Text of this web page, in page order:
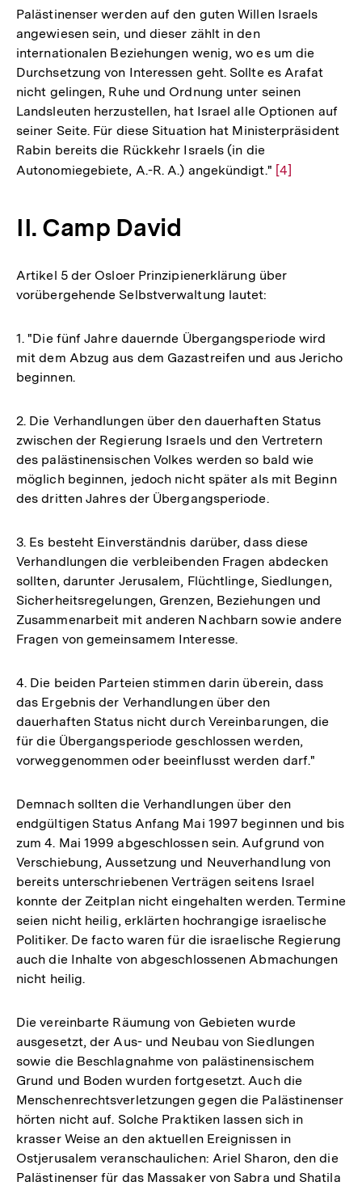
Palästinenser werden auf den guten Willen Israels
angewiesen sein, und dieser zählt in den
internationalen Beziehungen wenig, wo es um die
Durchsetzung von Interessen geht. Sollte es Arafat
nicht gelingen, Ruhe und Ordnung unter seinen
Landsleuten herzustellen, hat Israel alle Optionen auf
seiner Seite. Für diese Situation hat Ministerpräsident
Rabin bereits die Rückkehr Israels (in die
Autonomiegebiete, A.-R. A.) angekündigt." Zur
[4]
II. Camp David
Artikel 5 der Osloer Prinzipienerklärung über
vorübergehende Selbstverwaltung lautet:
1. "Die fünf Jahre dauernde Übergangsperiode wird
mit dem Abzug aus dem Gazastreifen und aus Jericho
beginnen.
2. Die Verhandlungen über den dauerhaften Status
zwischen der Regierung Israels und den Vertretern
des palästinensischen Volkes werden so bald wie
möglich beginnen, jedoch nicht später als mit Beginn
des dritten Jahres der Übergangsperiode.
3. Es besteht Einverständnis darüber, dass diese
Verhandlungen die verbleibenden Fragen abdecken
sollten, darunter Jerusalem, Flüchtlinge, Siedlungen,
Sicherheitsregelungen, Grenzen, Beziehungen und
Zusammenarbeit mit anderen Nachbarn sowie andere
Fragen von gemeinsamem Interesse.
4. Die beiden Parteien stimmen darin überein, dass
das Ergebnis der Verhandlungen über den
dauerhaften Status nicht durch Vereinbarungen, die
für die Übergangsperiode geschlossen werden,
vorweggenommen oder beeinflusst werden darf."
Demnach sollten die Verhandlungen über den
endgültigen Status Anfang Mai 1997 beginnen und bis
zum 4. Mai 1999 abgeschlossen sein. Aufgrund von
Verschiebung, Aussetzung und Neuverhandlung von
bereits unterschriebenen Verträgen seitens Israel
konnte der Zeitplan nicht eingehalten werden. Termine
seien nicht heilig, erklärten hochrangige israelische
Politiker. De facto waren für die israelische Regierung
auch die Inhalte von abgeschlossenen Abmachungen
nicht heilig.
Die vereinbarte Räumung von Gebieten wurde
ausgesetzt, der Aus- und Neubau von Siedlungen
sowie die Beschlagnahme von palästinensischem
Grund und Boden wurden fortgesetzt. Auch die
Menschenrechtsverletzungen gegen die Palästinenser
hörten nicht auf. Solche Praktiken lassen sich in
krasser Weise an den aktuellen Ereignissen in
Ostjerusalem veranschaulichen: Ariel Sharon, den die
Palästinenser für das Massaker von Sabra und Shatila